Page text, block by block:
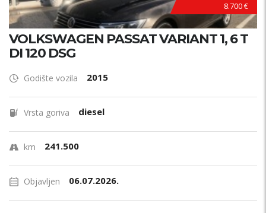
8.700 €
VOLKSWAGEN PASSAT VARIANT 1, 6 T
DI 120 DSG
Godište vozila 2015
Vrsta goriva diesel
km 241.500
Objavljen 06.07.2026.